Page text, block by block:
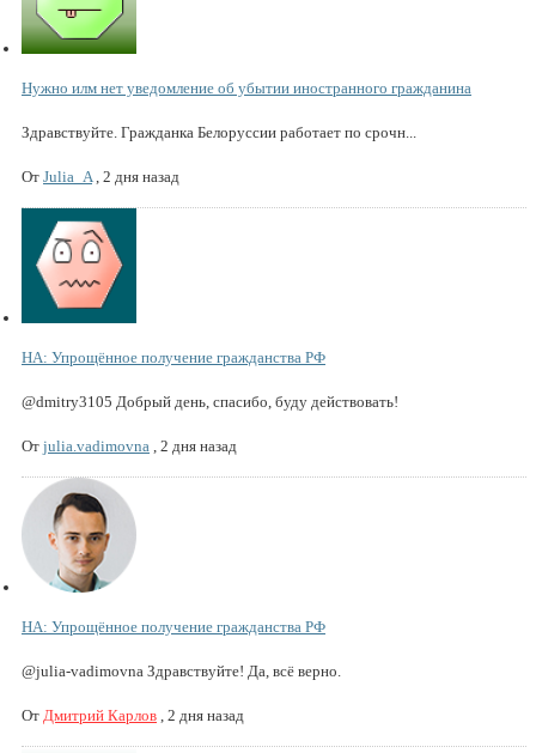
Нужно илм нет уведомление об убытии иностранного гражданина
Здравствуйте. Гражданка Белоруссии работает по срочн...
От Julia_A 2 дня назад
НА: Упрощённое получение гражданства РФ
@dmitry3105 Добрый день, спасибо, буду действовать!
От julia.vadimovna 2 дня назад
НА: Упрощённое получение гражданства РФ
@julia-vadimovna Здравствуйте! Да, всё верно.
От Дмитрий Карлов 2 дня назад